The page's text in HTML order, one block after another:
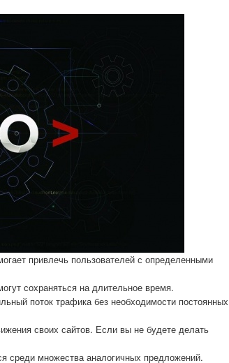
привлечь пользователей с определенными
сохраняться на длительное время.
поток трафика без необходимости постоянных
своих сайтов. Если вы не будете делать
среди множества аналогичных предложений.